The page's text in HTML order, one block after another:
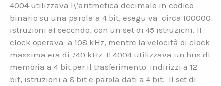
4004 utilizzava l\’aritmetica decimale in codice
binario su una parola a 4 bit, eseguiva circa 100000
istruzioni al secondo, con un set di 45 istruzioni. Il
clock operava a 108 kHz, mentre la velocità di clock
massima era di 740 kHz. Il 4004 utilizzava un bus di
memoria a 4 bit per il trasferimento, indirizzi a 12
bit, istruzioni a 8 bit e parola dati a 4 bit. Il set di